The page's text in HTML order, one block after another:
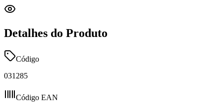
Detalhes do Produto
Código
031285
Código EAN